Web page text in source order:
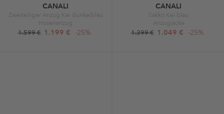
CANALI
Zweiteiliger Anzug Kei dunkelblau
Hosenanzug
1.599 € 1.199 € -25%
CANALI
Sakko Kei blau
Anzugjacke
1.399 € 1.049 € -25%